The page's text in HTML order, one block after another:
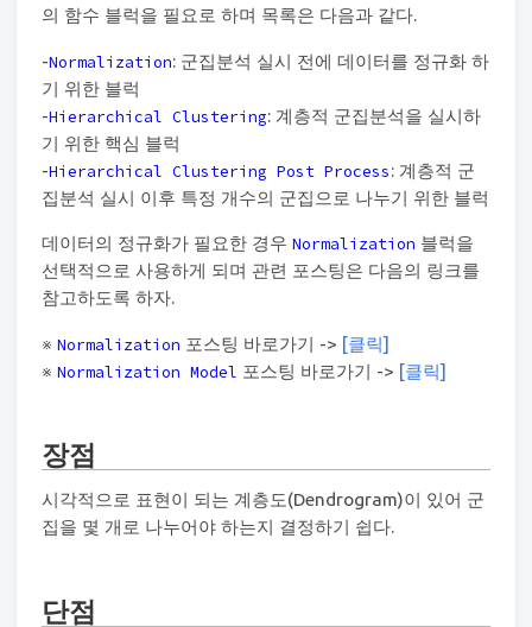
의 함수 블럭을 필요로 하며 목록은 다음과 같다.
-Normalization: 군집분석 실시 전에 데이터를 정규화 하
기 위한 블럭
-Hierarchical Clustering: 계층적 군집분석을 실시하
기 위한 핵심 블럭
-Hierarchical Clustering Post Process: 계층적 군
집분석 실시 이후 특정 개수의 군집으로 나누기 위한 블럭
데이터의 정규화가 필요한 경우 Normalization 블럭을
선택적으로 사용하게 되며 관련 포스팅은 다음의 링크를
참고하도록 하자.
※ Normalization 포스팅 바로가기 -> [클릭]
※ Normalization Model 포스팅 바로가기 -> [클릭]
장점
시각적으로 표현이 되는 계층도(Dendrogram)이 있어 군
집을 몇 개로 나누어야 하는지 결정하기 쉽다.
단점